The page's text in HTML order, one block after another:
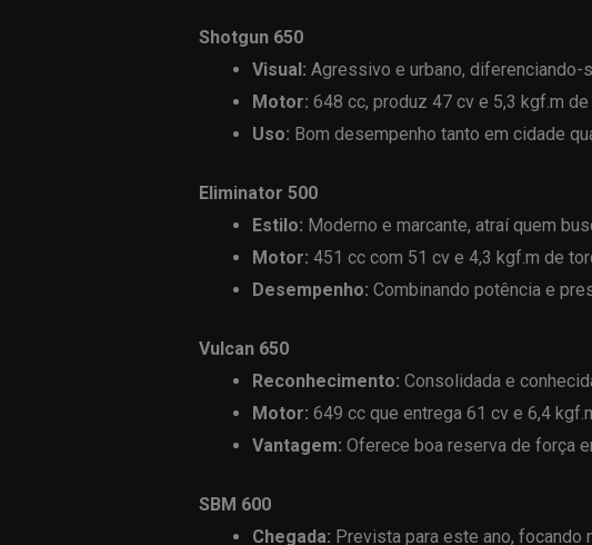
Shotgun 650
Visual: Agressivo e urbano, diferenciando-
Motor: 648 cc, produz 47 cv e 5,3 kgf.m de
Uso: Bom desempenho tanto em cidade
Eliminator 500
Estilo: Moderno e marcante, atraí quem
Motor: 451 cc com 51 cv e 4,3 kgf.m de
Desempenho: Combinando potência e
Vulcan 650
Reconhecimento: Consolidada e
Motor: 649 cc que entrega 61 cv e 6,4
Vantagem: Oferece boa reserva de força
SBM 600
Chegada: Prevista para este ano, focando